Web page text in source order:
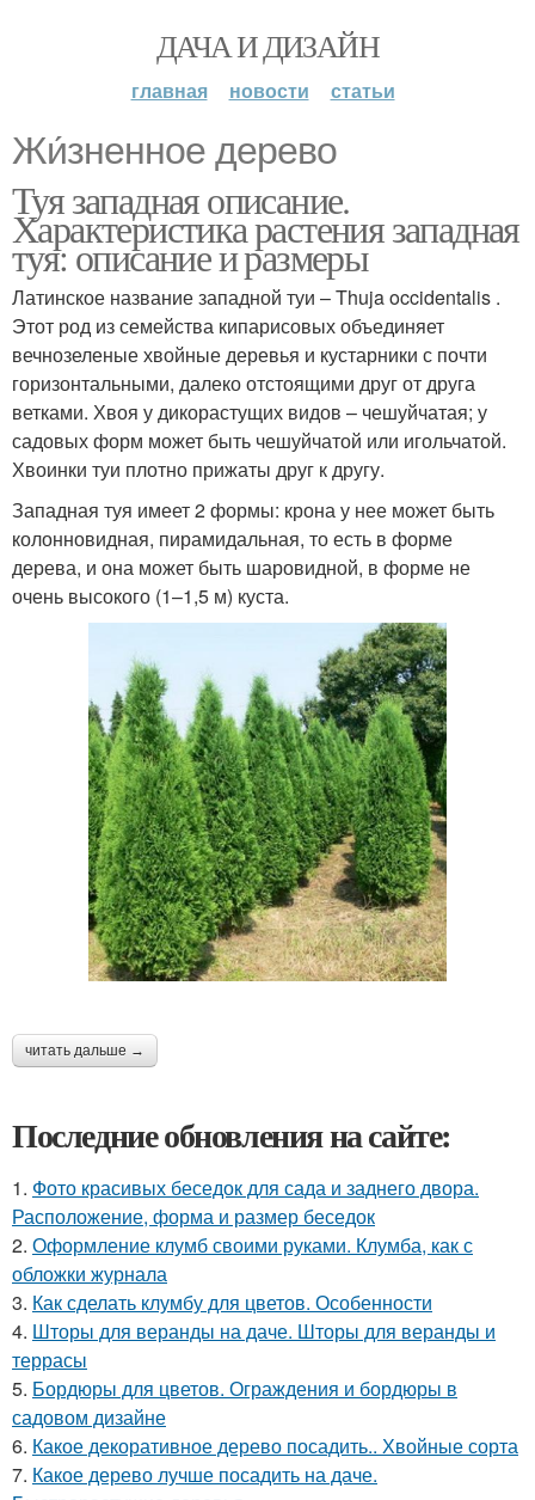
ДАЧА И ДИЗАЙН
главная новости статьи
Жи́зненное дерево
Туя западная описание.
Характеристика растения западная
туя: описание и размеры
Латинское название западной туи – Thuja occidentalis .
Этот род из семейства кипарисовых объединяет
вечнозеленые хвойные деревья и кустарники с почти
горизонтальными, далеко отстоящими друг от друга
ветками. Хвоя у дикорастущих видов – чешуйчатая; у
садовых форм может быть чешуйчатой или игольчатой.
Хвоинки туи плотно прижаты друг к другу.
Западная туя имеет 2 формы: крона у нее может быть
колонновидная, пирамидальная, то есть в форме
дерева, и она может быть шаровидной, в форме не
очень высокого (1–1,5 м) куста.
читать дальше →
Последние обновления на сайте:
1. Фото красивых беседок для сада и заднего двора.
Расположение, форма и размер беседок
2. Оформление клумб своими руками. Клумба, как с
обложки журнала
3. Как сделать клумбу для цветов. Особенности
4. Шторы для веранды на даче. Шторы для веранды и
террасы
5. Бордюры для цветов. Ограждения и бордюры в
садовом дизайне
6. Какое декоративное дерево посадить.. Хвойные сорта
7. Какое дерево лучше посадить на даче.